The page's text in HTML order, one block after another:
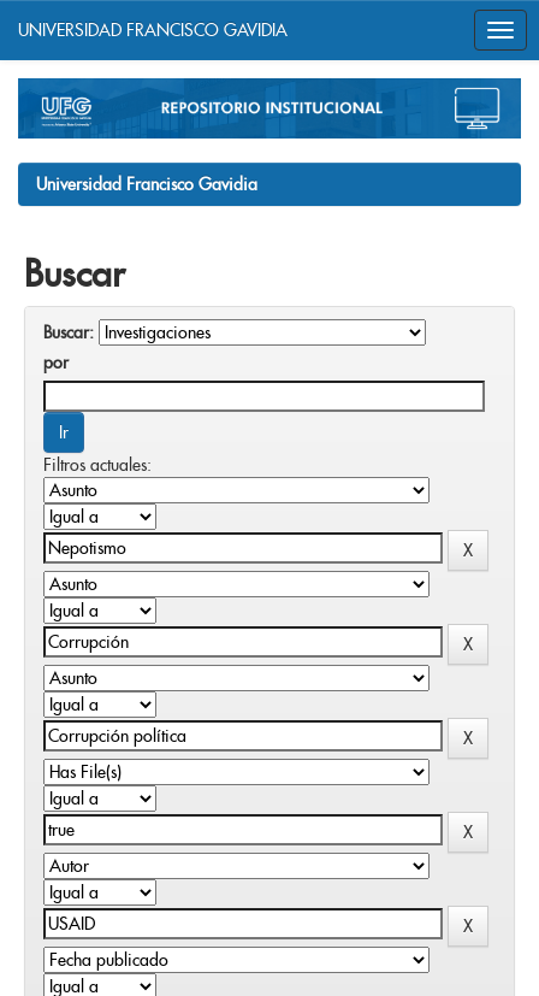
navigation
UNIVERSIDAD FRANCISCO GAVIDIA
Universidad Francisco Gavidia
Buscar
Buscar:
por
Filtros actuales: